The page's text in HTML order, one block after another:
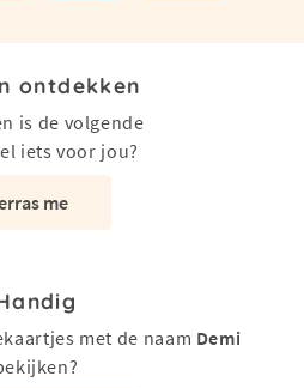
ontdekken
is de volgende
iets voor jou?
me
met de naam Demi